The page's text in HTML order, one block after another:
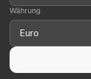
Währung
Euro